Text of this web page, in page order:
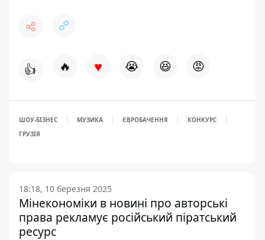
👍 🔥 ♥ 😭 😆 😡
ШОУ-БІЗНЕС МУЗИКА ЄВРОБАЧЕННЯ
КОНКУРС
ГРУЗІЯ
18:18, 10 березня 2025
Мінекономіки в новині про авторські
права рекламує російський піратський
ресурс